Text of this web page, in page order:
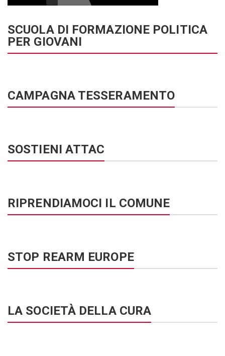
SCUOLA DI FORMAZIONE POLITICA
PER GIOVANI
CAMPAGNA TESSERAMENTO
SOSTIENI ATTAC
RIPRENDIAMOCI IL COMUNE
STOP REARM EUROPE
LA SOCIETÀ DELLA CURA